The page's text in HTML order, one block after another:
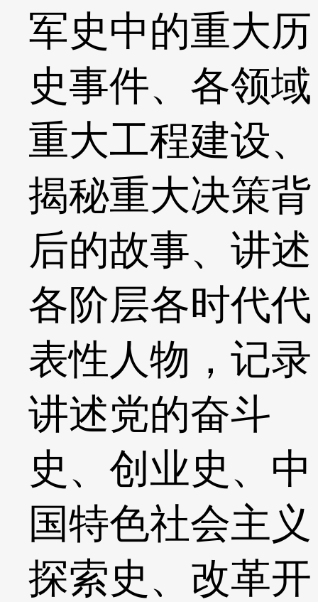
军史中的重大历
史事件、各领域
重大工程建设、
揭秘重大决策背
后的故事、讲述
各阶层各时代代
表性人物，记录
讲述党的奋斗
史、创业史、中
国特色社会主义
探索史、改革开